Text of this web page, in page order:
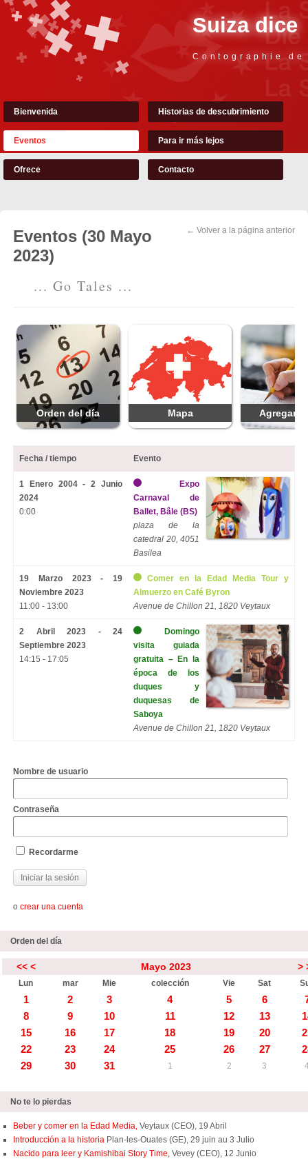
Suiza dice
Contographie
Bienvenida Historias de descubrimiento
Eventos Para ir más lejos
Ofrece Contacto
← Volver a la página anterior
Eventos (30 Mayo
2023)
... Go Tales ...
Orden del día Mapa Agregar
Fecha / tiempo Evento
1 Enero 2004 - 2 Junio
2024
0:00
Expo
Carnaval de
Ballet, Bâle (BS)
plaza de la
catedral 20, 4051
Basilea
19 Marzo 2023 - 19
Noviembre 2023
11:00 - 13:00
Comer en la Edad Media Tour y
Almuerzo en Café Byron
Avenue de Chillon 21, 1820 Veytaux
2 Abril 2023 - 24
Septiembre 2023
14:15 - 17:05
Domingo
visita guiada
gratuita – En la
época de los
duques y
duquesas de
Saboya
Avenue de Chillon 21, 1820 Veytaux
Nombre de usuario
Contraseña
Recordarme
o crear una cuenta
Orden del día
<< < Mayo 2023 >
Lun mar Mie colección Vie Sat
1 2 3 4 5 6
8
9 10 11 12 13
15
16 17 18 19 20
22
23 24 25 26 27
29
30 31 1 2 3
No te lo pierdas
Beber y comer en la Edad Media, Veytaux (CEO), 19 Abril
Introducción a la historia Plan-les-Ouates (GE), 29 juin au 3 Julio
Nacido para leer y Kamishibai Story Time, Vevey (CEO), 12 Junio